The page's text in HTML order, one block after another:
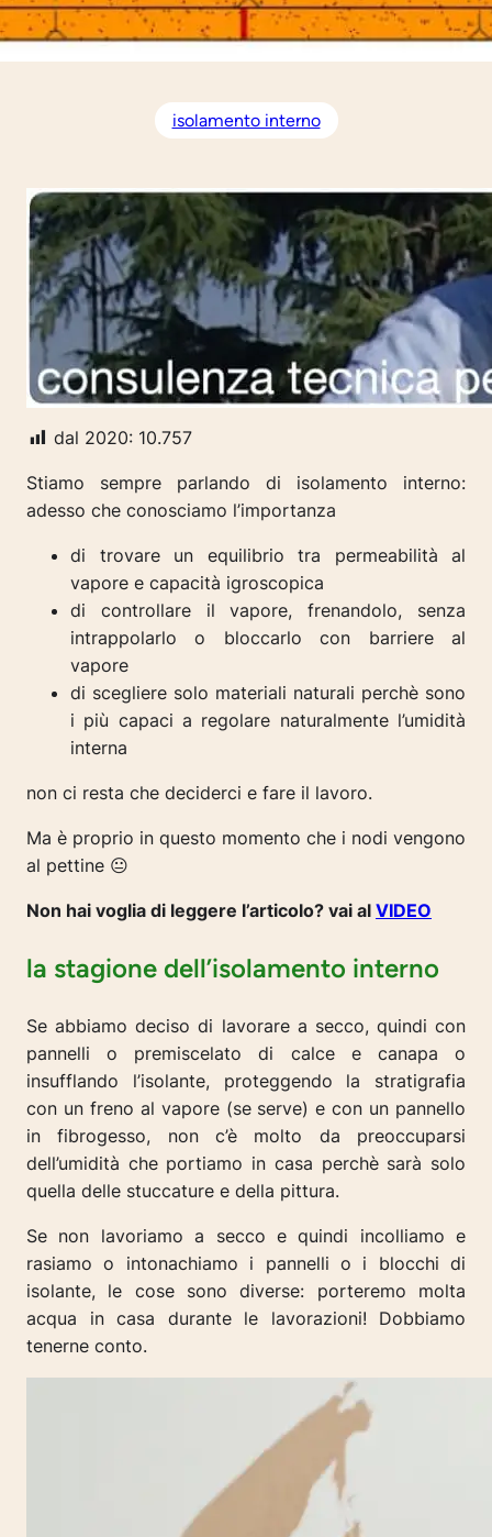
isolamento interno
dal 2020: 10.757
Stiamo sempre parlando di isolamento interno:
adesso che conosciamo l’importanza
di trovare un equilibrio tra permeabilità al
vapore e capacità igroscopica
di controllare il vapore, frenandolo, senza
intrappolarlo o bloccarlo con barriere al
vapore
di scegliere solo materiali naturali perchè sono
i più capaci a regolare naturalmente l’umidità
interna
non ci resta che deciderci e fare il lavoro.
Ma è proprio in questo momento che i nodi vengono
al pettine 😐
Non hai voglia di leggere l’articolo? vai al VIDEO
la stagione dell’isolamento interno
Se abbiamo deciso di lavorare a secco, quindi con
pannelli o premiscelato di calce e canapa o
insufflando l’isolante, proteggendo la stratigrafia
con un freno al vapore (se serve) e con un pannello
in fibrogesso, non c’è molto da preoccuparsi
dell’umidità che portiamo in casa perchè sarà solo
quella delle stuccature e della pittura.
Se non lavoriamo a secco e quindi incolliamo e
rasiamo o intonachiamo i pannelli o i blocchi di
isolante, le cose sono diverse: porteremo molta
acqua in casa durante le lavorazioni! Dobbiamo
tenerne conto.